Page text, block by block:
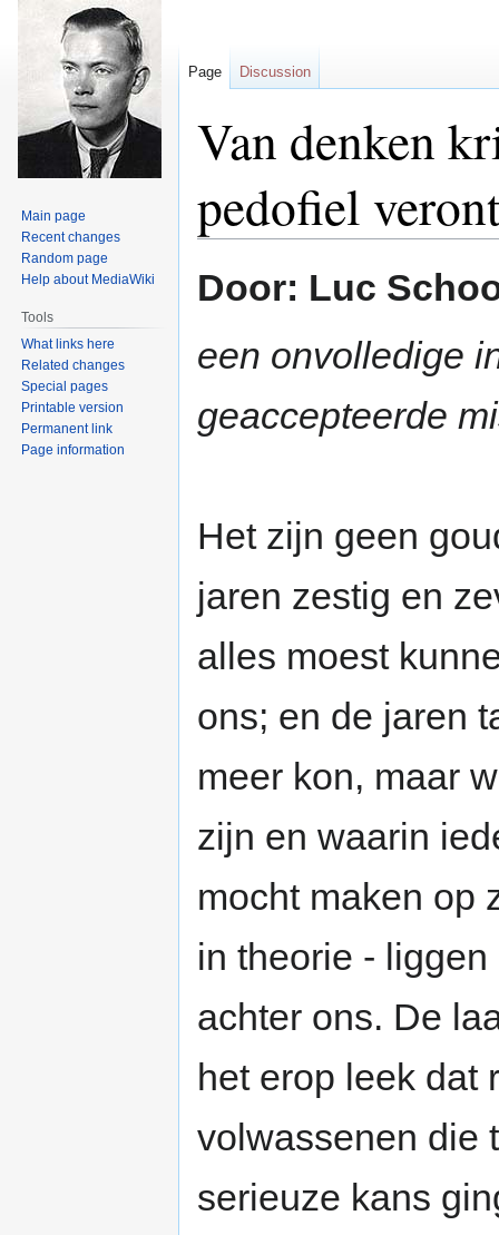
Van denken
pedofiel
toto
Door: Luc
een onvolledige
geaccepteerde
Het zijn geen
jaren zestig en
alles moest
ons; en de jaren
meer kon, maar
zijn en waarin
mocht maken op
in theorie -
achter ons. De
het erop leek dat
volwassenen die
serieuze kans
Page Discussion
Main page
Recent changes
Random page
Help about MediaWiki
Tools
What links here
Related changes
Special pages
Printable version
Permanent link
Page information